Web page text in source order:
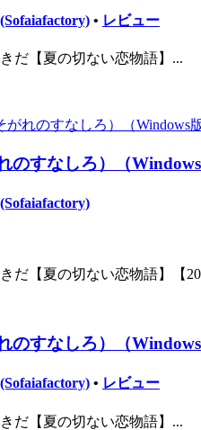
• レビュー
だ【夏の切ない恋物語】...
のすなしろ）（Windows
だ【夏の切ない恋物語】【
のすなしろ）（Windows
• レビュー
だ【夏の切ない恋物語】...